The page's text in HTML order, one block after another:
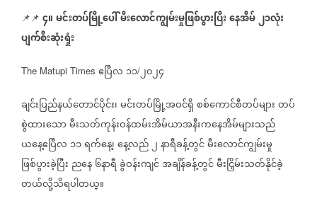
📌📌 ၄။မင်းတပ်မြို့ပေါ်မီးလောင်ကျွမ်းမှုဖြစ်ပွားပြီးနေအိမ်၂၁လုံး
ပျက်စီးဆုံးရှုံး
The Matupi Times ဧပြီလ ၁၁/၂၀၂၄
ချင်းပြည်နယ်တောင်ပိုင်း၊မင်းတပ်မြို့အဝင်ရှိစစ်ကောင်စီတပ်များတပ်
စွဲထားသောမီးသတ်ကုန်းဝန်ထမ်းအိမ်ယာအနီးကနေအိမ်များသည်
ယနေ့ဧပြီလ ၁၁ရက်နေ့၊နေ့လည်၂နာရီခန့်တွင်မီးလောင်ကျွမ်းမှု
ဖြစ်ပွားခဲ့ပြီး ညနေ၆နာရီခွဲဝန်းကျင်အချိန်ခန့်တွင်မီးငြှိမ်းသတ်နိုင်ခဲ့
တယ်လို့သိရပါတယ္။